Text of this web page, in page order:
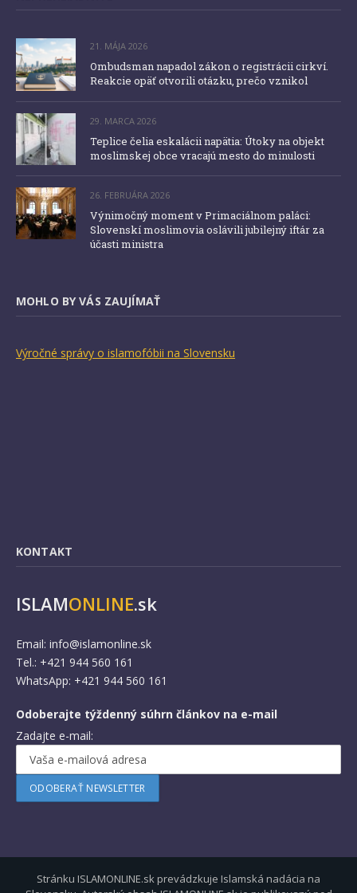
21. MÁJA 2026
Ombudsman napadol zákon o registrácii cirkví.
Reakcie opäť otvorili otázku, prečo vznikol
29. MARCA 2026
Teplice čelia eskalácii napätia: Útoky na objekt
moslimskej obce vracajú mesto do minulosti
26. FEBRUÁRA 2026
Výnimočný moment v Primaciálnom paláci:
Slovenskí moslimovia oslávili jubilejný iftár za
účasti ministra
MOHLO BY VÁS ZAUJÍMAŤ
Výročné správy o islamofóbii na Slovensku
KONTAKT
ISLAMONLINE.sk
Email: info@islamonline.sk
Tel.: +421 944 560 161
WhatsApp: +421 944 560 161
Odoberajte týždenný súhrn článkov na e-mail
Zadajte e-mail:
Stránku ISLAMONLINE.sk prevádzkuje Islamská nadácia na